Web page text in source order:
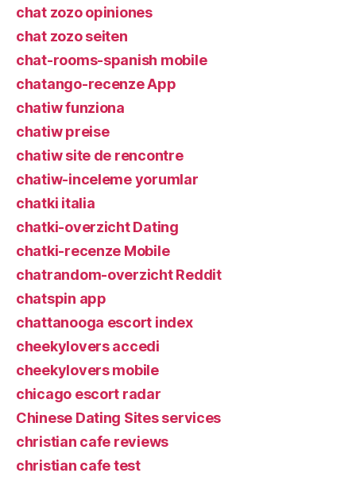
chat zozo opiniones
chat zozo seiten
chat-rooms-spanish mobile
chatango-recenze App
chatiw funziona
chatiw preise
chatiw site de rencontre
chatiw-inceleme yorumlar
chatki italia
chatki-overzicht Dating
chatki-recenze Mobile
chatrandom-overzicht Reddit
chatspin app
chattanooga escort index
cheekylovers accedi
cheekylovers mobile
chicago escort radar
Chinese Dating Sites services
christian cafe reviews
christian cafe test